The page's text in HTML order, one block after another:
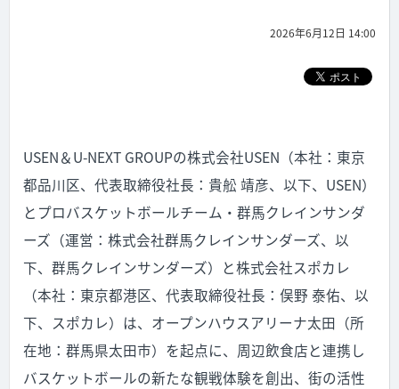
2026年6月12日 14:00
USEN＆U-NEXT GROUPの株式会社USEN（本社：東京
都品川区、代表取締役社長：貴舩 靖彦、以下、USEN）
とプロバスケットボールチーム・群馬クレインサンダ
ーズ（運営：株式会社群馬クレインサンダーズ、以
下、群馬クレインサンダーズ）と株式会社スポカレ
（本社：東京都港区、代表取締役社長：俣野 泰佑、以
下、スポカレ）は、オープンハウスアリーナ太田（所
在地：群馬県太田市）を起点に、周辺飲食店と連携し
バスケットボールの新たな観戦体験を創出、街の活性